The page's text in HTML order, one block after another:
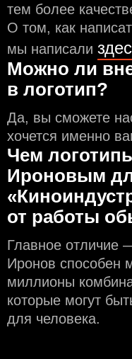
тем более
О том, как
мы написали
Можно ли
в логотип?
Да, вы сможете
хочется именно
Чем
Ироновым
от работы
Главное отличие
Иронов способен
миллионы
которые могут
для человека.